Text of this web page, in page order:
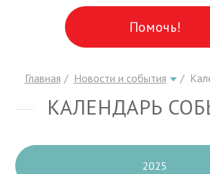
Помочь!
Главная Новости и события
КАЛЕНДАРЬ
2025